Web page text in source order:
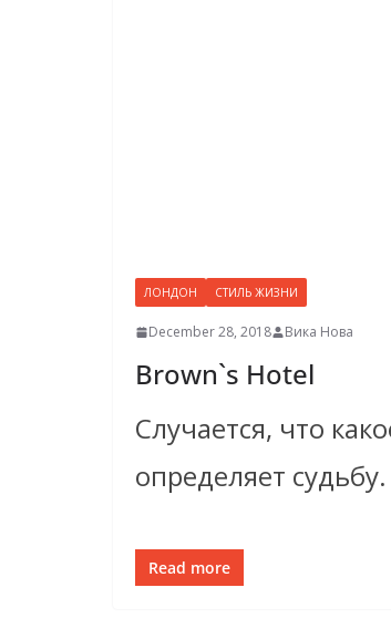
ЛОНДОН СТИЛЬ ЖИЗНИ
December 28, 2018 Вика Нова
Brown`s Hotel
Случается, что
определяет
Read more